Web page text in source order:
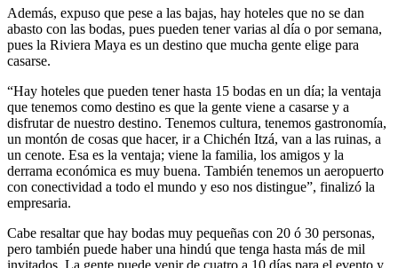
Además, expuso que pese a las bajas, hay hoteles que no se dan
abasto con las bodas, pues pueden tener varias al día o por semana,
pues la Riviera Maya es un destino que mucha gente elige para
casarse.
“Hay hoteles que pueden tener hasta 15 bodas en un día; la ventaja
que tenemos como destino es que la gente viene a casarse y a
disfrutar de nuestro destino. Tenemos cultura, tenemos gastronomía,
un montón de cosas que hacer, ir a Chichén Itzá, van a las ruinas, a
un cenote. Esa es la ventaja; viene la familia, los amigos y la
derrama económica es muy buena. También tenemos un aeropuerto
con conectividad a todo el mundo y eso nos distingue”, finalizó la
empresaria.
Cabe resaltar que hay bodas muy pequeñas con 20 ó 30 personas,
pero también puede haber una hindú que tenga hasta más de mil